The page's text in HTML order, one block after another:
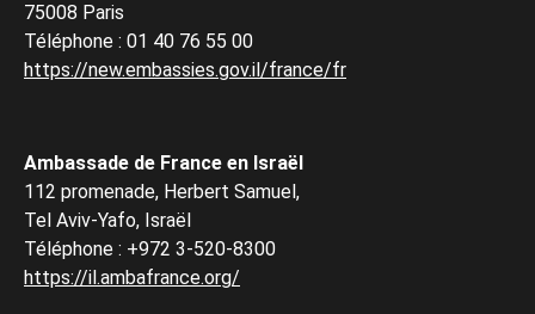
75008 Paris
Téléphone : 01 40 76 55 00
https://new.embassies.gov.il/france/fr
Ambassade de France en Israël
112 promenade, Herbert Samuel,
Tel Aviv-Yafo, Israël
Téléphone : +972 3-520-8300
https://il.ambafrance.org/